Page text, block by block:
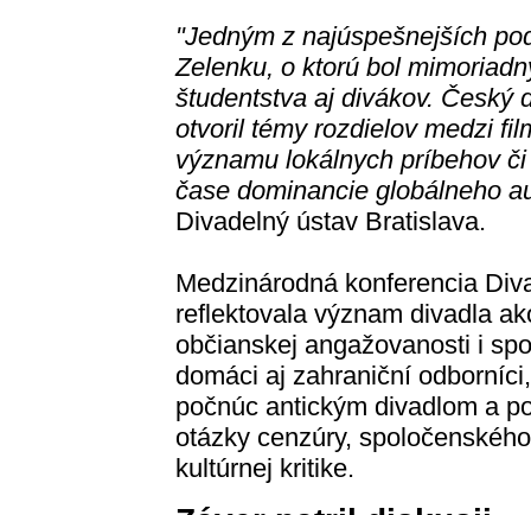
"Jedným z najúspešnejších
Zelenku, o ktorú bol
študentstva aj divákov. Český
otvoril témy rozdielov medzi
významu lokálnych príbehov
čase dominancie globálneho
Divadelný ústav Bratislava.
Medzinárodná konferencia
reflektovala význam divadla
občianskej angažovanosti i
domáci aj zahraniční
počnúc antickým divadlom a
otázky cenzúry,
kultúrnej kritike.